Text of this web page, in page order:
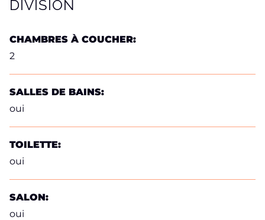
DIVISION
CHAMBRES À COUCHER:
2
SALLES DE BAINS:
oui
TOILETTE:
oui
SALON:
oui